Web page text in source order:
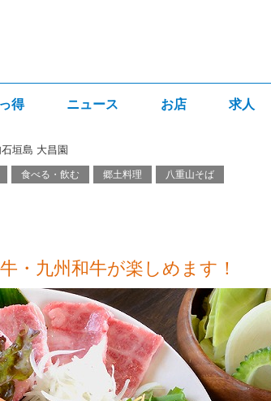
得 ニュース お店 求人
垣島 大昌園
食べる・飲む 郷土料理 八重山そば
・九州和牛が楽しめます！